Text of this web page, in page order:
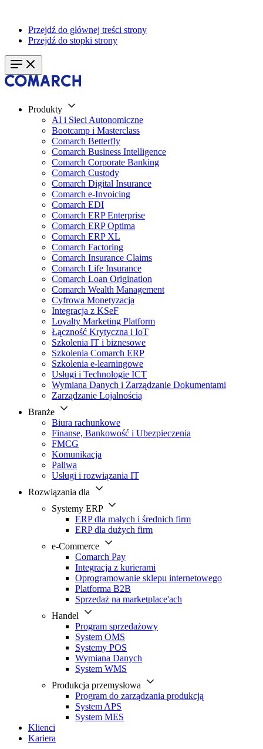
Przejdź do głównej treści strony
Przejdź do stopki strony
Produkty
AI i Sieci Autonomiczne
Bootcamp i Masterclass
Comarch Betterfly
Comarch Business Intelligence
Comarch Corporate Banking
Comarch Custody
Comarch Digital Insurance
Comarch e-Invoicing
Comarch EDI
Comarch ERP Enterprise
Comarch ERP Optima
Comarch ERP XL
Comarch Factoring
Comarch Insurance Claims
Comarch Life Insurance
Comarch Loan Origination
Comarch Wealth Management
Cyfrowa Monetyzacja
Integracja z KSeF
Loyalty Marketing Platform
Łączność Krytyczna i IoT
Szkolenia IT i biznesowe
Szkolenia Comarch ERP
Szkolenia e-learningowe
Usługi i Technologie ICT
Wymiana Danych i Zarządzanie Dokumentami
Zarządzanie Lojalnością
Branże
Biura rachunkowe
Finanse, Bankowość i Ubezpieczenia
FMCG
Komunikacja
Paliwa
Usługi i rozwiązania IT
Rozwiązania dla
Systemy ERP
ERP dla małych i średnich firm
ERP dla dużych firm
e-Commerce
Comarch Pay
Integracja z kurierami
Oprogramowanie sklepu internetowego
Platforma B2B
Sprzedaż na marketplace'ach
Handel
Program sprzedażowy
System OMS
Systemy POS
Wymiana Danych
System WMS
Produkcja przemysłowa
Program do zarządzania produkcją
System APS
System MES
Klienci
Kariera